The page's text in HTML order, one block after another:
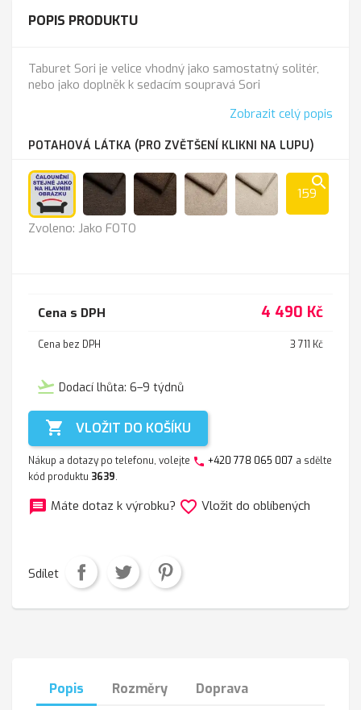
POPIS PRODUKTU
Taburet Sori je velice vhodný jako samostatný solitér,
nebo jako doplněk k sedacím soupravá Sori
Zobrazit celý popis
POTAHOVÁ LÁTKA (PRO ZVĚTŠENÍ KLIKNI NA LUPU)
Jako
Lira
search
159
Zvoleno: Jako FOTO
Cena s DPH 4 490 Kč
Cena bez DPH 3 711 Kč
flight_takeoff Dodací lhůta: 6–9 týdnů
 VLOŽIT DO KOŠÍKU
Nákup a dotazy po telefonu, volejte phone +420 778 065 007 a sdělte
kód produktu 3639.
message Máte dotaz k výrobku? favorite_border Vložit do oblíbených
Sdílet
Popis Rozměry Doprava